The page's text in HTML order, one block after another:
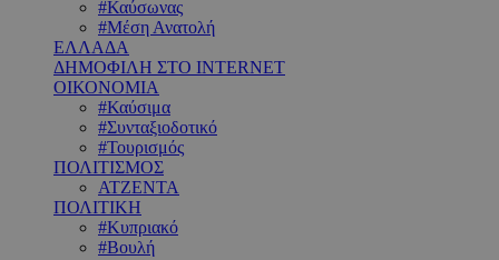
#Καύσωνας
#Μέση Ανατολή
ΕΛΛΑΔΑ
ΔΗΜΟΦΙΛΗ ΣΤΟ INTERNET
ΟΙΚΟΝΟΜΙΑ
#Καύσιμα
#Συνταξιοδοτικό
#Τουρισμός
ΠΟΛΙΤΙΣΜΟΣ
ΑΤΖΕΝΤΑ
ΠΟΛΙΤΙΚΗ
#Κυπριακό
#Βουλή